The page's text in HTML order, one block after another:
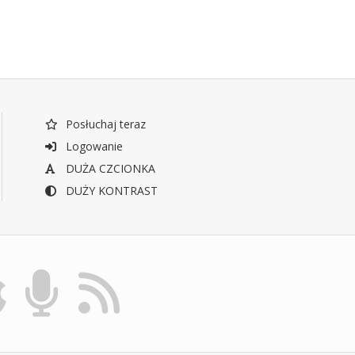
Posłuchaj teraz
Logowanie
DUŻA CZCIONKA
DUŻY KONTRAST